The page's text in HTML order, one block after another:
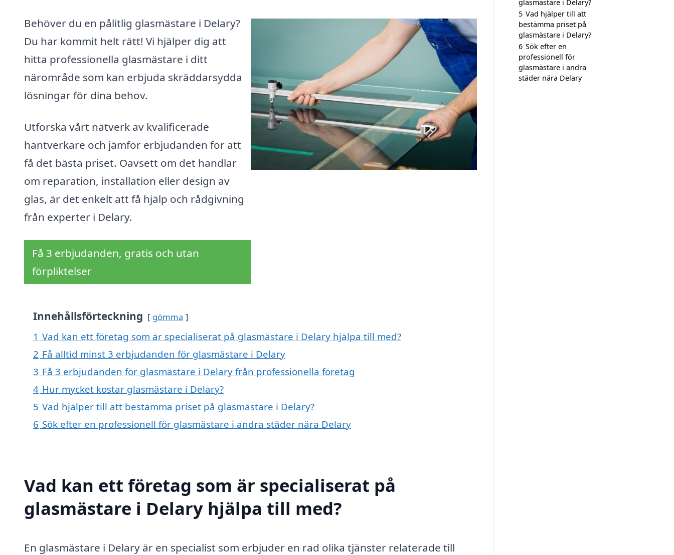
Behöver du en pålitlig glasmästare i Delary?
Du har kommit helt rätt! Vi hjälper dig att
hitta professionella glasmästare i ditt
närområde som kan erbjuda skräddarsydda
lösningar för dina behov.
Utforska vårt nätverk av kvalificerade
hantverkare och jämför erbjudanden för att
få det bästa priset. Oavsett om det handlar
om reparation, installation eller design av
glas, är det enkelt att få hjälp och rådgivning
från experter i Delary.
Få 3 erbjudanden, gratis och utan
förpliktelser
Innehållsförteckning gömma
1 Vad kan ett företag som är specialiserat på glasmästare i Delary hjälpa till med?
2 Få alltid minst 3 erbjudanden för glasmästare i Delary
3 Få 3 erbjudanden för glasmästare i Delary från professionella företag
4 Hur mycket kostar glasmästare i Delary?
5 Vad hjälper till att bestämma priset på glasmästare i Delary?
6 Sök efter en professionell för glasmästare i andra städer nära Delary
Vad kan ett företag som är specialiserat på
glasmästare i Delary hjälpa till med?
En glasmästare i Delary är en specialist som erbjuder en rad olika tjänster relaterade till
glasmästare i Delary?
5 Vad hjälper till att
bestämma priset på
glasmästare i Delary?
6 Sök efter en
professionell för
glasmästare i andra
städer nära Delary